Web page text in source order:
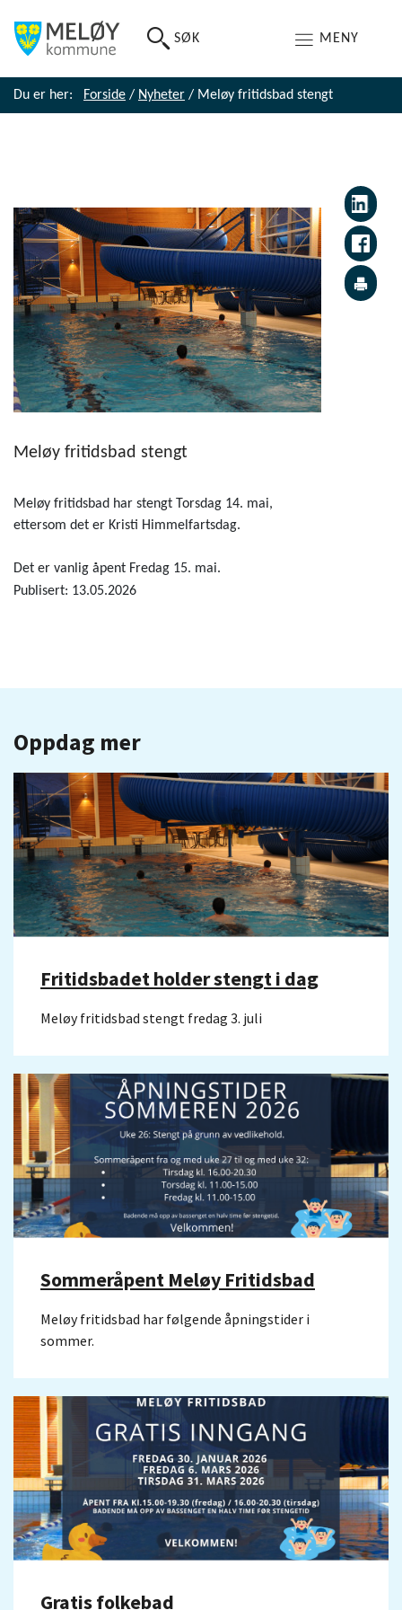
SØK MENY
Du er her: Forside / Nyheter / Meløy fritidsbad stengt
Meløy fritidsbad stengt
Meløy fritidsbad har stengt Torsdag 14. mai,
ettersom det er Kristi Himmelfartsdag.
Det er vanlig åpent Fredag 15. mai.
Publisert: 13.05.2026
Oppdag mer
Fritidsbadet holder stengt i dag
Meløy fritidsbad stengt fredag 3. juli
Sommeråpent Meløy Fritidsbad
Meløy fritidsbad har følgende åpningstider i
sommer.
Gratis folkebad